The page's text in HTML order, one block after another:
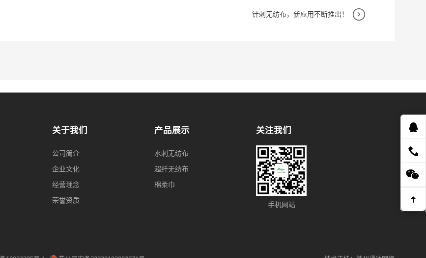
针刺无纺布，新应用不断推出！
关于我们
公司简介
企业文化
经营理念
荣誉资质
产品展示
水刺无纺布
超纤无纺布
棉柔巾
关注我们
手机网站